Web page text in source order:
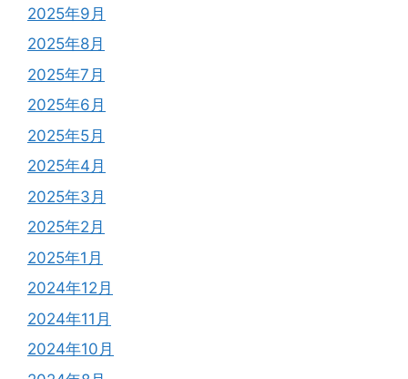
2025年9月
2025年8月
2025年7月
2025年6月
2025年5月
2025年4月
2025年3月
2025年2月
2025年1月
2024年12月
2024年11月
2024年10月